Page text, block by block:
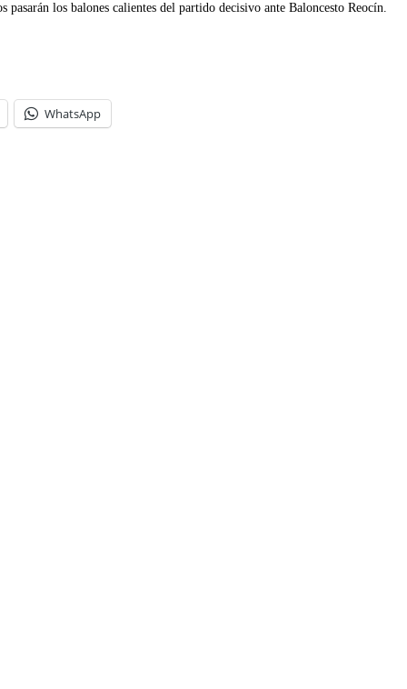
los balones calientes del partido decisivo ante Baloncesto Reocín.
WhatsApp